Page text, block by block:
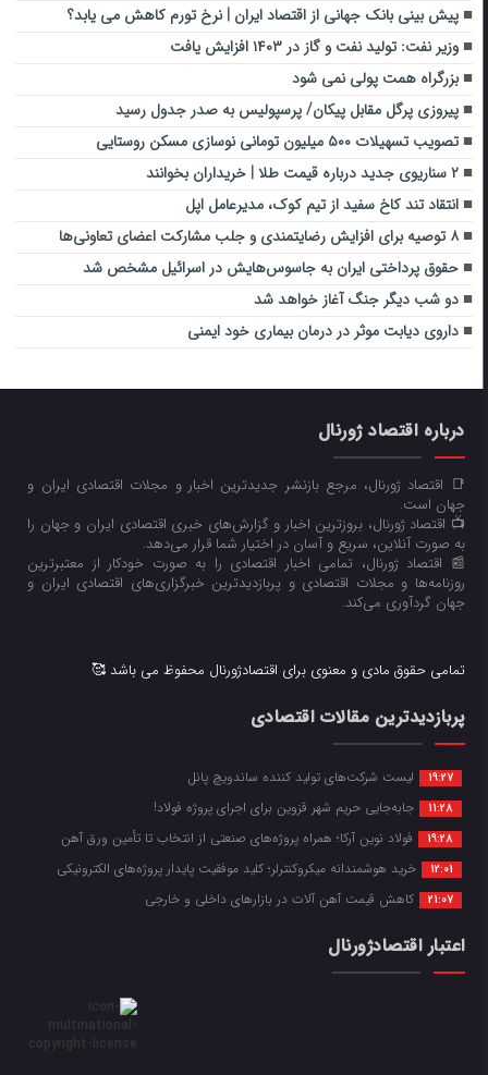
پیش بینی بانک جهانی از اقتصاد ایران | نرخ تورم کاهش می یابد؟
وزیر نفت: تولید نفت و گاز در ۱۴۰۳ افزایش یافت
بزرگراه همت پولی نمی شود
پیروزی پرگل مقابل پیکان/ پرسپولیس به صدر جدول رسید
تصویب تسهیلات ۵۰۰ میلیون تومانی نوسازی مسکن روستایی
۲ سناریوی جدید درباره قیمت طلا | خریداران بخوانند
انتقاد تند کاخ سفید از تیم کوک، مدیرعامل اپل
۸ توصیه برای افزایش رضایتمندی و جلب مشارکت اعضای تعاونی‌ها
حقوق پرداختی ایران به جاسوس‌هایش در اسرائیل مشخص شد
دو شب دیگر جنگ آغاز خواهد شد
داروی دیابت موثر در درمان بیماری خود ایمنی
درباره اقتصاد ژورنال
📑 اقتصاد ژورنال، مرجع بازنشر جدیدترین اخبار و مجلات اقتصادی ایران و
جهان است.
📺 اقتصاد ژورنال، بروزترین اخبار و گزارش‌های خبری اقتصادی ایران و جهان را
به صورت آنلاین، سریع و آسان در اختیار شما قرار می‌‌دهد.
📰 اقتصاد ژورنال، تمامی اخبار اقتصادی را به صورت خودکار از معتبرترین
روزنامه‌ها و مجلات اقتصادی و پربازدیدترین خبرگزاری‌های اقتصادی ایران و
جهان گردآوری می‌کند.
تمامی حقوق مادی و معنوی برای اقتصادژورنال محفوظ می باشد 🥰
پربازدیدترین مقالات اقتصادی
19:27 لیست شرکت‌های تولید کننده ساندویچ پانل
11:28 جابه‌جایی حریم شهر قزوین برای اجرای پروژه فولاد!
19:28 فولاد نوین آرکا؛ همراه پروژه‌های صنعتی از انتخاب تا تأمین ورق آهن
12:01 خرید هوشمندانه میکروکنترلر؛ کلید موفقیت پایدار پروژه‌های الکترونیکی
21:07 کاهش قیمت آهن آلات در بازارهای داخلی و خارجی
اعتبار اقتصادژورنال